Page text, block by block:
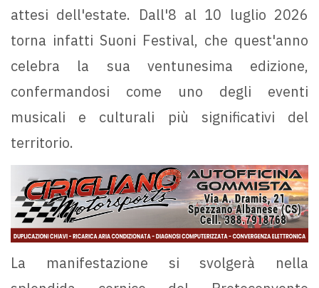
attesi dell'estate. Dall'8 al 10 luglio 2026
torna infatti Suoni Festival, che quest'anno
celebra la sua ventunesima edizione,
confermandosi come uno degli eventi
musicali e culturali più significativi del
territorio.
La manifestazione si svolgerà nella